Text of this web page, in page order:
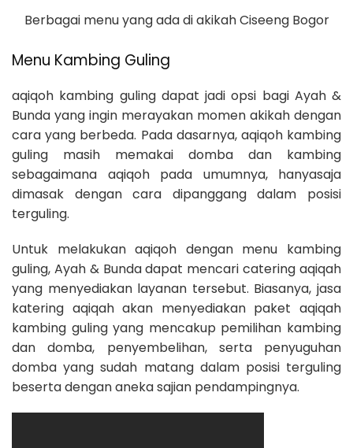
Berbagai menu yang ada di akikah Ciseeng Bogor
Menu Kambing Guling
aqiqoh kambing guling dapat jadi opsi bagi Ayah &
Bunda yang ingin merayakan momen akikah dengan
cara yang berbeda. Pada dasarnya, aqiqoh kambing
guling masih memakai domba dan kambing
sebagaimana aqiqoh pada umumnya, hanyasaja
dimasak dengan cara dipanggang dalam posisi
terguling.
Untuk melakukan aqiqoh dengan menu kambing
guling, Ayah & Bunda dapat mencari catering aqiqah
yang menyediakan layanan tersebut. Biasanya, jasa
katering aqiqah akan menyediakan paket aqiqah
kambing guling yang mencakup pemilihan kambing
dan domba, penyembelihan, serta penyuguhan
domba yang sudah matang dalam posisi terguling
beserta dengan aneka sajian pendampingnya.